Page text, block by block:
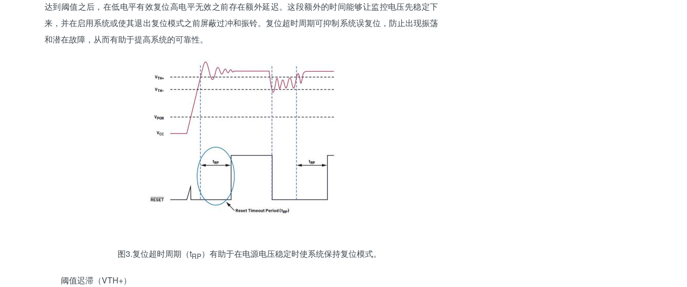
达到阈值之后，在低电平有效复位高电平无效之前存在额外延迟。这段额外的时间能够让监控电压先稳定下
来，并在启用系统或使其退出复位模式之前屏蔽过冲和振铃。复位超时周期可抑制系统误复位，防止出现振荡
和潜在故障，从而有助于提高系统的可靠性。
图3.复位超时周期（tRP）有助于在电源电压稳定时使系统保持复位模式。
阈值迟滞（VTH+）